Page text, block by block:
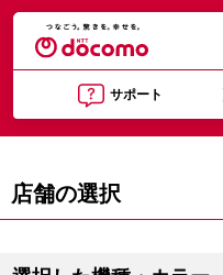
サポート
店舗の選択